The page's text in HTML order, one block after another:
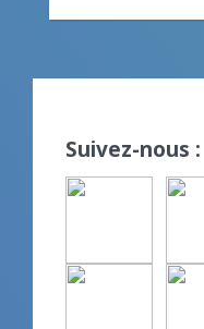
Suivez-nous :